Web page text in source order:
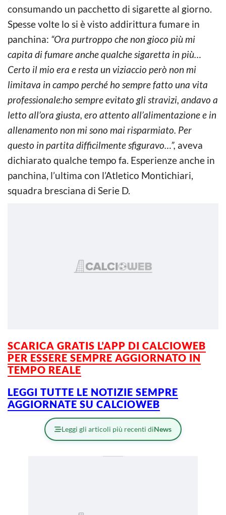
consumando un pacchetto di sigarette al giorno.
Spesse volte lo si è visto addirittura fumare in
panchina: “Ora purtroppo che non gioco più mi
capita di fumare anche qualche sigaretta in più…
Certo il mio era e resta un viziaccio però non mi
limitava in campo perché ho sempre fatto una vita
professionale:ho sempre evitato gli stravizi, andavo a
letto all’ora giusta, ero attento all’alimentazione e in
allenamento non mi sono mai risparmiato. Per
questo in partita difficilmente sfiguravo…”, aveva
dichiarato qualche tempo fa. Esperienze anche in
panchina, l’ultima con l’Atletico Montichiari,
squadra bresciana di Serie D.
SCARICA GRATIS L’APP DI CALCIOWEB
PER ESSERE SEMPRE AGGIORNATO IN
TEMPO REALE
LEGGI TUTTE LE NOTIZIE SEMPRE
AGGIORNATE SU CALCIOWEB
Leggi gli articoli più recenti diNews